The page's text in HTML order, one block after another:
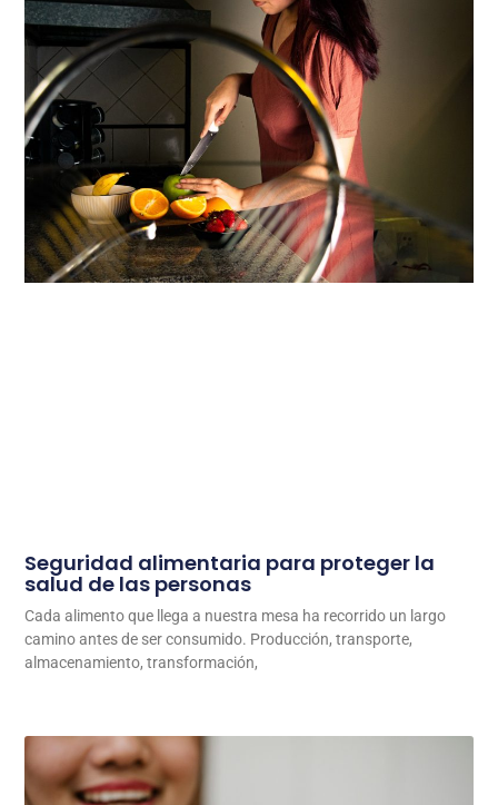
Seguridad alimentaria para proteger la
salud de las personas
Cada alimento que llega a nuestra mesa ha recorrido un largo
camino antes de ser consumido. Producción, transporte,
almacenamiento, transformación,